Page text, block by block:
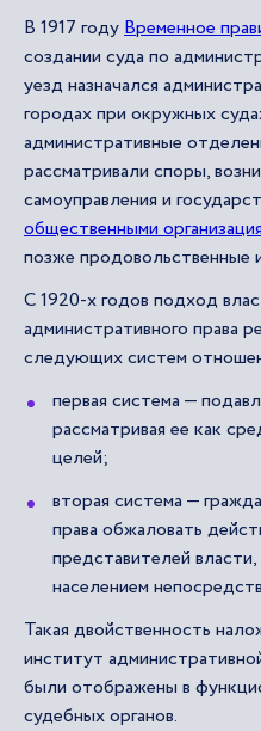
В 1917 годуВременное
создании суда по
уезд назначался
городах при окружных
административные
рассматривали споры,
самоуправления и
общественными
позже продовольственные
С 1920-х годов подход
административного права
следующих систем
первая система —
рассматривая ее как
целей;
вторая система —
права обжаловать
представителей
населением
Такая двойственность
институт
были отображены в
судебных органов.